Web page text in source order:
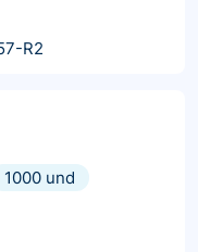
R2
1000 und